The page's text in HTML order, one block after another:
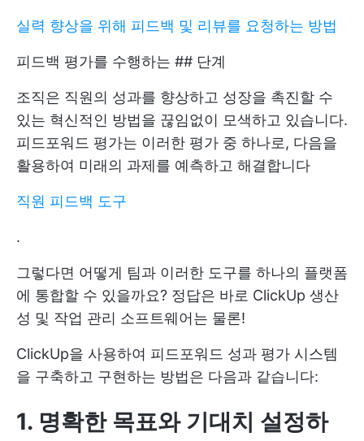
실력 향상을 위해 피드백 및 리뷰를 요청하는 방법
피드백 평가를 수행하는 ## 단계
조직은 직원의 성과를 향상하고 성장을 촉진할 수
있는 혁신적인 방법을 끊임없이 모색하고 있습니다.
피드포워드 평가는 이러한 평가 중 하나로, 다음을
활용하여 미래의 과제를 예측하고 해결합니다
직원 피드백 도구
.
그렇다면 어떻게 팀과 이러한 도구를 하나의 플랫폼
에 통합할 수 있을까요? 정답은 바로 ClickUp 생산
성 및 작업 관리 소프트웨어는 물론!
ClickUp을 사용하여 피드포워드 성과 평가 시스템
을 구축하고 구현하는 방법은 다음과 같습니다:
1. 명확한 목표와 기대치 설정하